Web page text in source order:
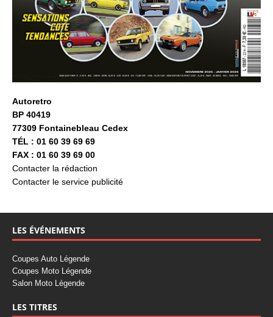
Autoretro
BP 40419
77309 Fontainebleau Cedex
TÉL : 01 60 39 69 69
FAX : 01 60 39 69 00
Contacter la rédaction
Contacter le service publicité
LES ÉVÉNEMENTS
Coupes Auto Légende
Coupes Moto Légende
Salon Moto Légende
LES TITRES